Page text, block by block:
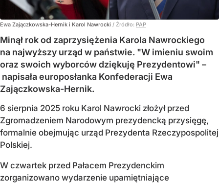
Ewa Zajączkowska-Hernik i Karol Nawrocki / Źródło: PAP
Minął rok od zaprzysiężenia Karola Nawrockiego
na najwyższy urząd w państwie. "W imieniu swoim
oraz swoich wyborców dziękuję Prezydentowi" –
napisała europosłanka Konfederacji Ewa
Zajączkowska-Hernik.
6 sierpnia 2025 roku Karol Nawrocki złożył przed
Zgromadzeniem Narodowym prezydencką przysięgę,
formalnie obejmując urząd Prezydenta Rzeczypospolitej
Polskiej.
W czwartek przed Pałacem Prezydenckim
zorganizowano wydarzenie upamiętniające